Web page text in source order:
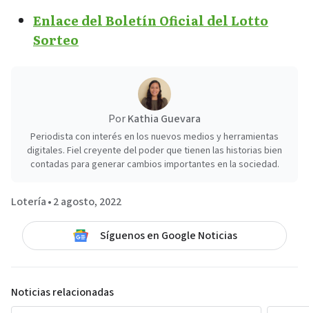
Enlace del Boletín Oficial del Lotto
Sorteo
PorKathia Guevara
Periodista con interés en los nuevos medios y herramientas
digitales. Fiel creyente del poder que tienen las historias bien
contadas para generar cambios importantes en la sociedad.
Lotería•2 agosto, 2022
Síguenos en Google Noticias
Noticias relacionadas